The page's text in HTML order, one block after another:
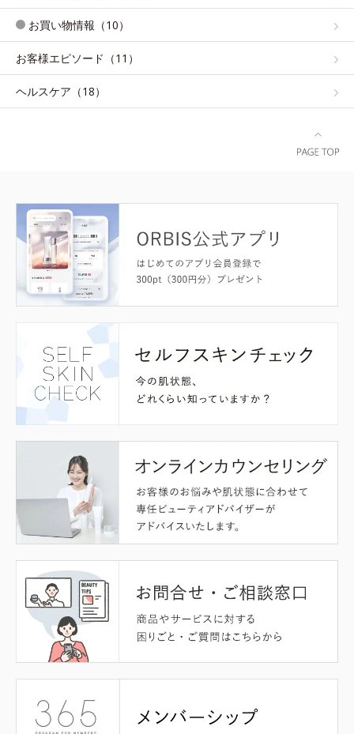
お買い物情報（10）
お客様エピソード（11）
ヘルスケア（18）